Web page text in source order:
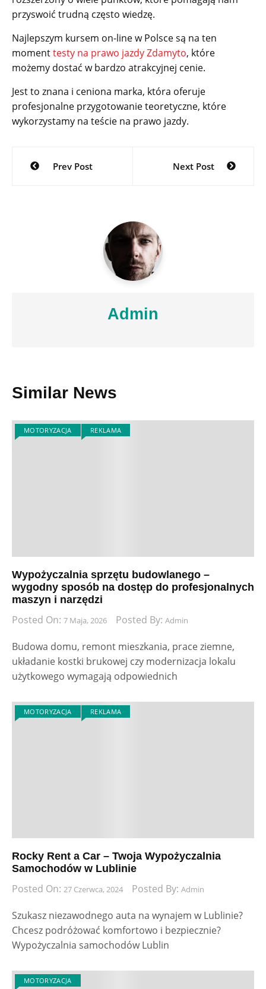
przyswoić trudną często wiedzę.
Najlepszym kursem on-line w Polsce są na ten
momenttesty na prawo jazdy Zdamyto, które
możemy dostać w bardzo atrakcyjnej cenie.
Jest to znana i ceniona marka, która oferuje
profesjonalne przygotowanie teoretyczne, które
wykorzystamy na teście na prawo jazdy.
Nawigacja
wpisu
Prev Post Next Post
Admin
Similar News
MOTORYZACJA REKLAMA
Wypożyczalnia sprzętu budowlanego –
wygodny sposób na dostęp do profesjonalnych
maszyn i narzędzi
Posted On: 7 Maja, 2026 Posted By: Admin
Budowa domu, remont mieszkania, prace ziemne,
układanie kostki brukowej czy modernizacja lokalu
użytkowego wymagają odpowiednich
MOTORYZACJA REKLAMA
Rocky Rent a Car – Twoja Wypożyczalnia
Samochodów w Lublinie
Posted On: 27 Czerwca, 2024 Posted By: Admin
Szukasz niezawodnego auta na wynajem w Lublinie?
Chcesz podróżować komfortowo i bezpiecznie?
Wypożyczalnia samochodów Lublin
MOTORYZACJA